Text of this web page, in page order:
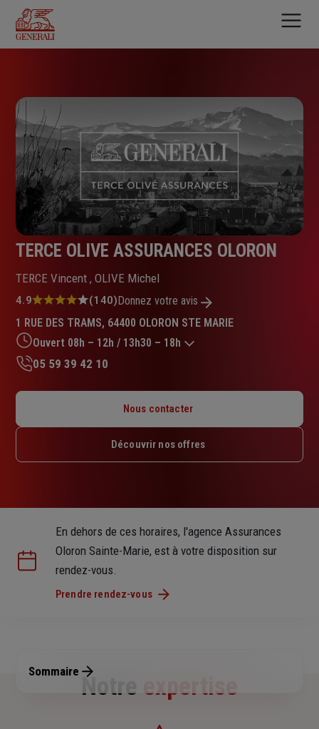
contenu
principal
TERCE OLIVE ASSURANCES OLORON
TERCE Vincent , OLIVE Michel
Note
4.9
sur
5
étoiles
4.9 (140)Donnez votre avis
1 RUE DES TRAMS, 64400 OLORON STE MARIE
Ouvert 08h – 12h / 13h30 – 18h
Mardi : 08h – 12h / 13h30 – 18h
Jeudi : 08h – 12h / 13h30 – 18h
05 59 39 42 10
Nous contacter
Découvrir nos offres
En dehors de ces horaires, l'agence Assurances
Oloron Sainte-Marie, est à votre disposition sur
rendez-vous.
Prendre rendez-vous
Sommaire
Notre expertise